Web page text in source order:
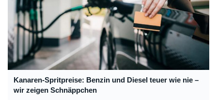
Kanaren-Spritpreise: Benzin und Diesel teuer wie nie –
wir zeigen Schnäppchen